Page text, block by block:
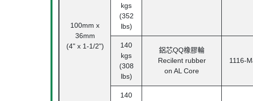
100mm x
36mm
(4" x 1-1/2")
kgs
(352
lbs)
140
kgs
(308
lbs)
鋁芯QQ橡膠輪
Recilent rubber
on AL Core
1116-
140